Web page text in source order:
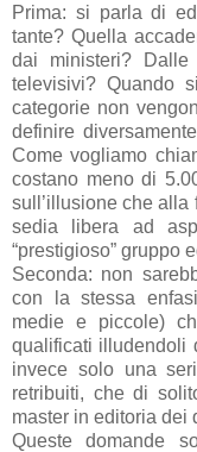
Prima: si parla di
tante? Quella
dai ministeri?
televisivi? Quando
categorie non
definire
Come vogliamo
costano meno di
sull’illusione che alla
sedia libera ad
“prestigioso” gruppo
Seconda: non
con la stessa
medie e piccole)
qualificati illudendoli
invece solo una
retribuiti, che di
master in editoria dei
Queste domande